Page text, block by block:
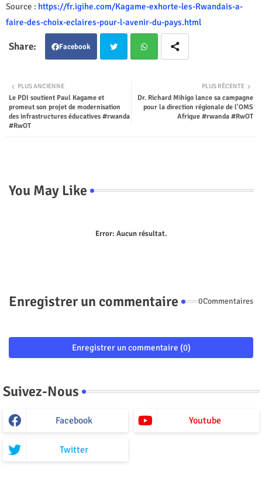
Source : https://fr.igihe.com/Kagame-exhorte-les-Rwandais-a-
faire-des-choix-eclaires-pour-l-avenir-du-pays.html
Facebook
tsap
PLUS RÉCENTE
Dr. Richard Mihigo lance sa campagne
pour la direction régionale de l'OMS
Afrique #rwanda #RwOT
PLUS ANCIENNE
Le PDI soutient Paul Kagame et
promeut son projet de modernisation
des infrastructures éducatives #rwanda
#RwOT
You May Like
Error: Aucun résultat.
Enregistrer un commentaire 0Commentaires
Enregistrer un commentaire (0)
Suivez-Nous
Facebook Youtube
Twitter